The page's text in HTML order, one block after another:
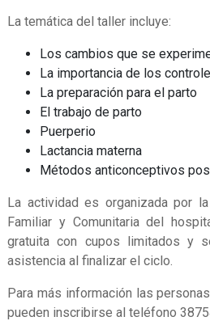
La temática del taller incluye:
Los cambios que se
La importancia de los
La preparación para el parto
El trabajo de parto
Puerperio
Lactancia materna
Métodos anticonceptivos
La actividad es organizada por
Familiar y Comunitaria del
gratuita con cupos limitados y
asistencia al finalizar el ciclo.
Para más información las
pueden inscribirse al teléfono